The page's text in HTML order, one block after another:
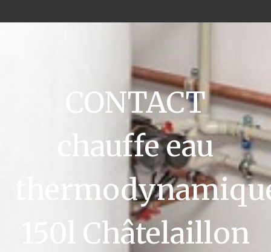
CONTACT
chauffe eau
150l Châtelaillon